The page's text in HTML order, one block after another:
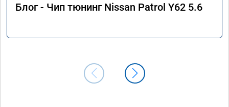
Блог - Чип тюнинг Nissan Patrol Y62 5.6